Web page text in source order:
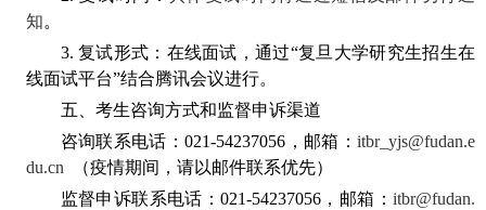
知。
3. 复试形式：在线面试，通过“复旦大学研究生招生在
线面试平台”结合腾讯会议进行。
五、考生咨询方式和监督申诉渠道
咨询联系电话：021-54237056 ，邮箱：itbr_yjs@fudan.e
du.cn
（疫情期间，请以邮件联系优先）
监督申诉联系电话：021-54237056 ，邮箱：itbr@fudan.